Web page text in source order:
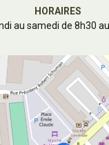
HORAIRES
au samedi de 8h30